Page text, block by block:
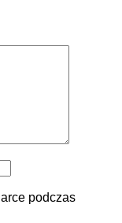
podczas